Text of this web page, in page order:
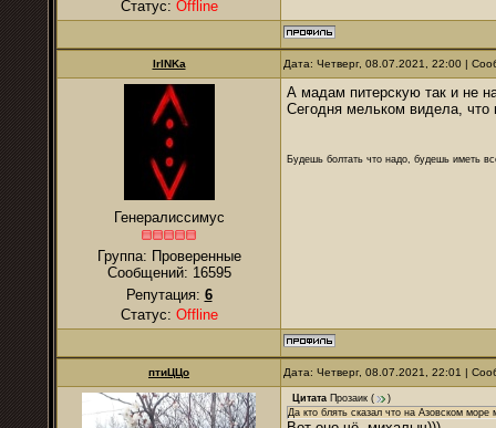
Статус: Offline
IrINKa Дата: Четверг, 08.07.2021, 22:00 |
Генералиссимус
Группа: Проверенные
Сообщений: 16595
Репутация: 6
Статус: Offline
А мадам питерскую так и не
Сегодня мельком видела,
Будешь болтать что надо, будешь иметь
птиЦЦо Дата: Четверг, 08.07.2021, 22:01 |
Цитата Прозаик (
)
Да кто блять сказал что на Азовском море